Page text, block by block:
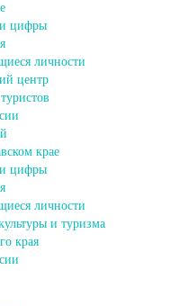
цифры
личности
центр
крае
цифры
личности
и туризма
края